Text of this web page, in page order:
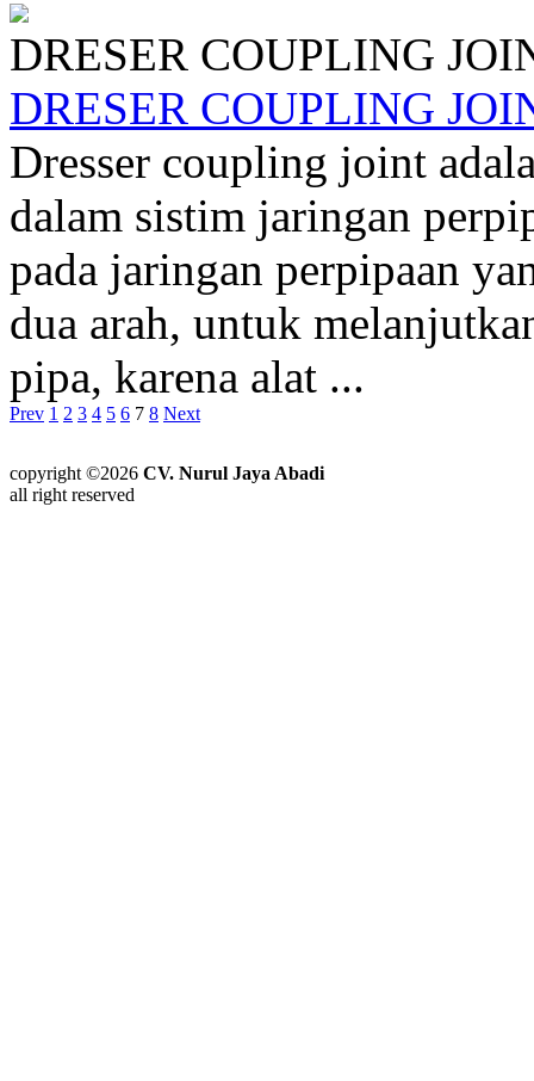
DRESER COUPLING
DRESER COUPLING
Dresser coupling joint
dalam sistim jaringan
pada jaringan perpipaan
dua arah, untuk
pipa, karena alat ...
Prev 1 2 3 4 5 6 7 8 Next
copyright ©2026 CV. Nurul Jaya Abadi
all right reserved